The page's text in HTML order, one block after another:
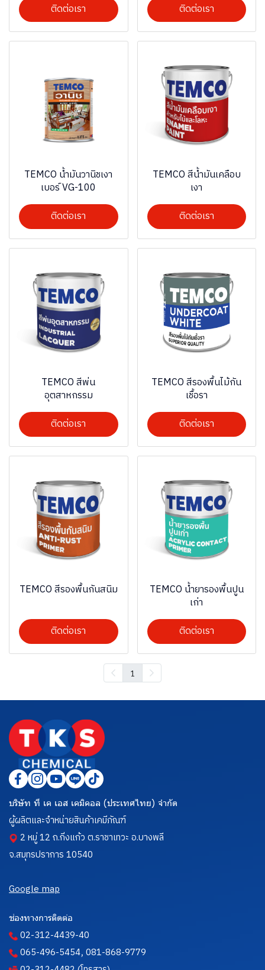
ติดต่อเรา
ติดต่อเรา
TEMCO น้ำมันวานิชเงา
เบอร์ VG-100
ติดต่อเรา
TEMCO สีน้ำมันเคลือบ
เงา
ติดต่อเรา
TEMCO สีพ่น
อุตสาหกรรม
ติดต่อเรา
TEMCO สีรองพื้นไม้กัน
เชื้อรา
ติดต่อเรา
TEMCO สีรองพื้นกันสนิม
ติดต่อเรา
TEMCO น้ำยารองพื้นปูน
เก่า
ติดต่อเรา
1
บริษัท ที เค เอส เคมิคอล (ประเทศไทย) จำกัด
ผู้ผลิตและจำหน่ายสินค้าเคมีภัณฑ์
2 หมู่ 12 ถ.กิ่งแก้ว ต.ราชาเทวะ อ.บางพลี
จ.สมุทรปราการ 10540
Google map
ช่องทางการติดต่อ
02-312-4439-40
065-496-5454, 081-868-9779